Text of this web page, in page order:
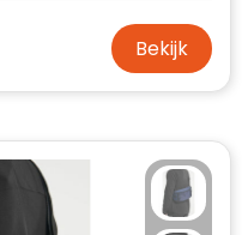
Bekijk